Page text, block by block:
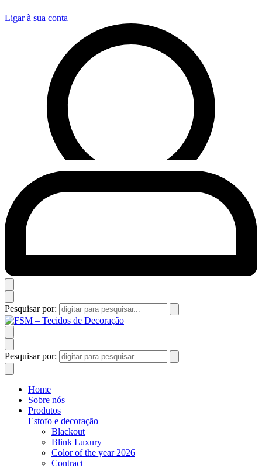
Ligar à sua conta
Pesquisar por:
Pesquisar por:
Home
Sobre nós
Produtos
Estofo e decoração
Blackout
Blink Luxury
Color of the year 2026
Contract